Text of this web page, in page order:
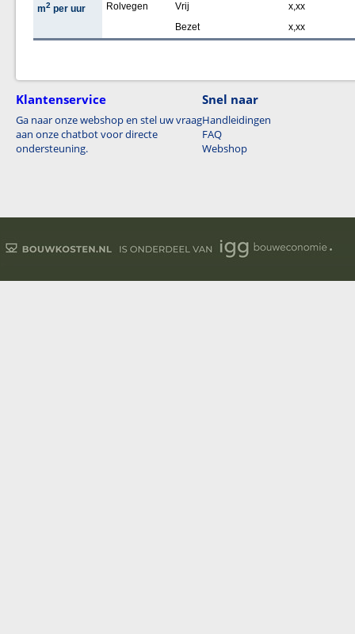
m2per uur Rolvegen Vrij
x,xx
Bezet
x,xx
Klantenservice
Ga naar onze webshop en stel uw vraag
aan onze chatbot voor directe
ondersteuning.
Snel naar
Handleidingen
FAQ
Webshop